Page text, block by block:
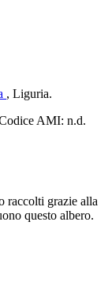
, Liguria.
AMI: n.d.
raccolti grazie alla
questo albero.